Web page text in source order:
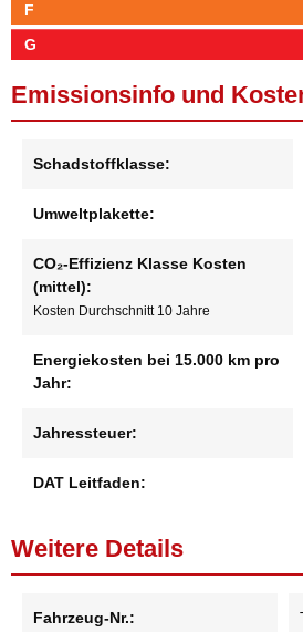
F
G
Emissionsinfo und
Schadstoffklasse:
Umweltplakette:
CO₂-Effizienz Klasse Kosten
(mittel):
Kosten Durchschnitt 10 Jahre
Energiekosten bei 15.000 km pro
Jahr:
Jahressteuer:
DAT Leitfaden:
Weitere Details
Fahrzeug-Nr.: